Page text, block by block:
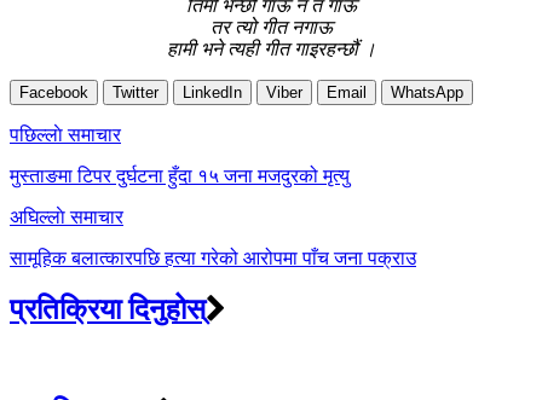
तिमी भन्छौ गाऊ न त गाऊ
तर त्यो गीत नगाऊ
हामी भने त्यही गीत गाइरहन्छौं ।
Facebook Twitter LinkedIn Viber Email WhatsApp
Post
navigation
पछिल्लाे समाचार
मुस्ताङमा टिपर दुर्घटना हुँदा १५ जना मजदुरको मृत्यु
अघिल्लाे समाचार
सामूहिक बलात्कारपछि हत्या गरेको आरोपमा पाँच जना पक्राउ
प्रतिक्रिया दिनुहोस्